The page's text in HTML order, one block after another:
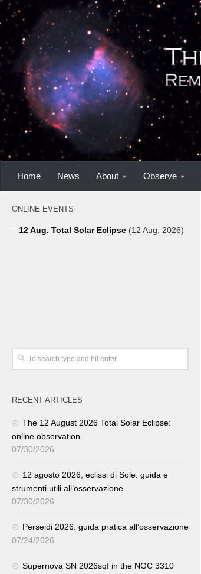
Home News About Observe
ONLINE EVENTS
– 12 Aug. Total Solar Eclipse (12 Aug. 2026)
RECENT ARTICLES
The 12 August 2026 Total Solar Eclipse:
online observation.
07/30/2026
12 agosto 2026, eclissi di Sole: guida e
strumenti utili all’osservazione
07/30/2026
Perseidi 2026: guida pratica all’osservazione
07/24/2026
Supernova SN 2026sqf in the NGC 3310